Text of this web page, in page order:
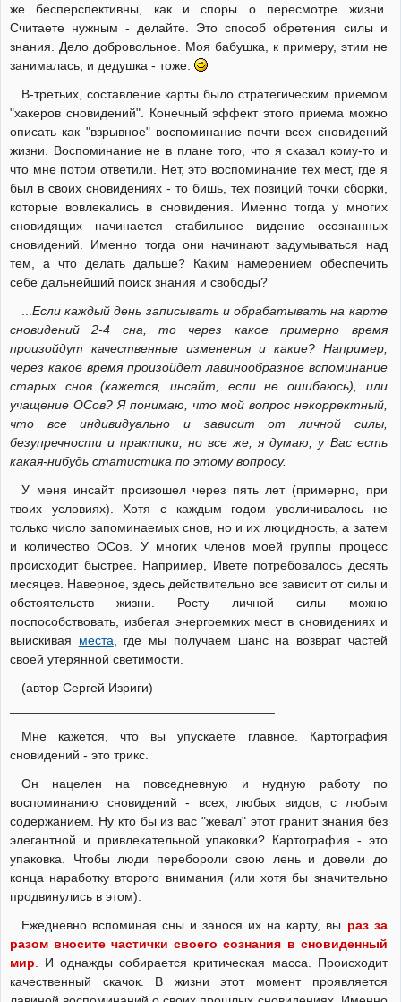
же бесперспективны, как и споры о пересмотре жизни.
Считаете нужным - делайте. Это способ обретения силы и
знания. Дело добровольное. Моя бабушка, к примеру, этим не
занималась, и дедушка - тоже.
В-третьих, составление карты было стратегическим приемом
"хакеров сновидений". Конечный эффект этого приема можно
описать как "взрывное" воспоминание почти всех сновидений
жизни. Воспоминание не в плане того, что я сказал кому-то и
что мне потом ответили. Нет, это воспоминание тех мест, где я
был в своих сновидениях - то бишь, тех позиций точки сборки,
которые вовлекались в сновидения. Именно тогда у многих
сновидящих начинается стабильное видение осознанных
сновидений. Именно тогда они начинают задумываться над
тем, а что делать дальше? Каким намерением обеспечить
себе дальнейший поиск знания и свободы?
Если каждый день записывать и обрабатывать на карте
сновидений 2-4 сна, то через какое примерно время
произойдут качественные изменения и какие? Например,
через какое время произойдет лавинообразное вспоминание
старых снов (кажется, инсайт, если не ошибаюсь), или
учащение ОСов? Я понимаю, что мой вопрос некорректный,
что все индивидуально и зависит от личной силы,
безупречности и практики, но все же, я думаю, у Вас есть
какая-нибудь статистика по этому вопросу.
У меня инсайт произошел через пять лет (примерно, при
твоих условиях). Хотя с каждым годом увеличивалось не
только число запоминаемых снов, но и их люцидность, а затем
и количество ОСов. У многих членов моей группы процесс
происходит быстрее. Например, Ивете потребовалось десять
месяцев. Наверное, здесь действительно все зависит от силы и
обстоятельств жизни. Росту личной силы можно
поспособствовать, избегая энергоемких мест в сновидениях и
выискивая места, где мы получаем шанс на возврат частей
своей утерянной светимости.
(автор Сергей Изриги)
Мне кажется, что вы упускаете главное. Картография
сновидений - это трикс.
Он нацелен на повседневную и нудную работу по
воспоминанию сновидений - всех, любых видов, с любым
содержанием. Ну кто бы из вас "жевал" этот гранит знания без
элегантной и привлекательной упаковки? Картография - это
упаковка. Чтобы люди перебороли свою лень и довели до
конца наработку второго внимания (или хотя бы значительно
продвинулись в этом).
Ежедневно вспоминая сны и занося их на карту, вы раз за
разом вносите частички своего сознания в сновиденный
мир . И однажды собирается критическая масса. Происходит
качественный скачок. В жизни этот момент проявляется